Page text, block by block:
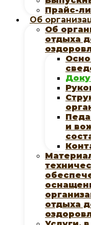
Прайс-
Об
Об
отдыха
и
отдыха